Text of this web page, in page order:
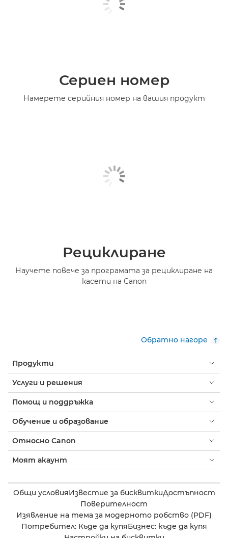
Сериен номер
Намерете серийния номер на вашия продукт
Рециклиране
Научете повече за програмата за рециклиране на
касети на Canon
Обратно нагоре
Продукти
Услуги и решения
Помощ и поддръжка
Обучение и образование
Относно Canon
Моят акаунт
Общи условияИзвестие за бисквиткиДостъпност
Поверителност
Изявление на тема за модерното робство (PDF)
Потребител: Къде да купяБизнес: къде да купя